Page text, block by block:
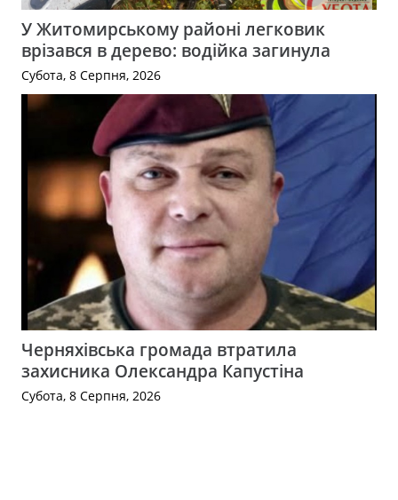
У Житомирському районі легковик
врізався в дерево: водійка загинула
Субота, 8 Серпня, 2026
Черняхівська громада втратила
захисника Олександра Капустіна
Субота, 8 Серпня, 2026